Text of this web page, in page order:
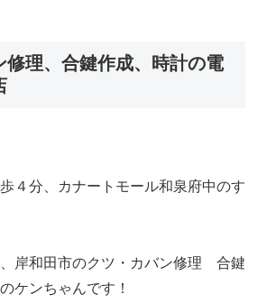
修理、合鍵作成、時計の電
４分、カナートモール和泉府中のす
岸和田市のクツ・カバン修理 合鍵
ケンちゃんです！